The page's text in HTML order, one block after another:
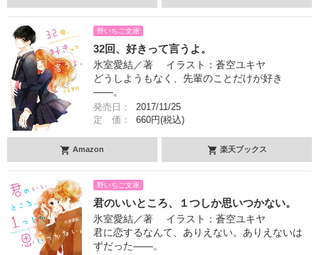
野いちご文庫
32回、好きって言うよ。
氷室愛結／著 イラスト：蒼空ユキヤ
どうしようもなく、先輩のことだけが好き
――。
発売日：
2017/11/25
定 価：
660円(税込)
Amazon 楽天ブックス
野いちご文庫
君のいいところ、１つしか思いつかない。
氷室愛結／著 イラスト：蒼空ユキヤ
君に恋するなんて、ありえない。ありえないは
ずだった――。